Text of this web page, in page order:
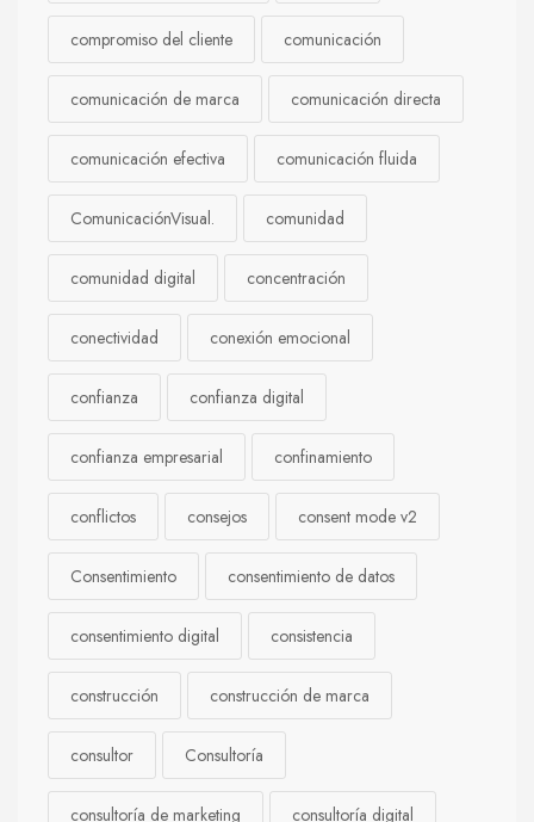
compromiso del cliente comunicación
comunicación de marca comunicación directa
comunicación efectiva comunicación fluida
ComunicaciónVisual. comunidad
comunidad digital concentración
conectividad conexión emocional
confianza confianza digital
confianza empresarial confinamiento
conflictos consejos consent mode v2
Consentimiento consentimiento de datos
consentimiento digital consistencia
construcción construcción de marca
consultor Consultoría
consultoría de marketing consultoría digital